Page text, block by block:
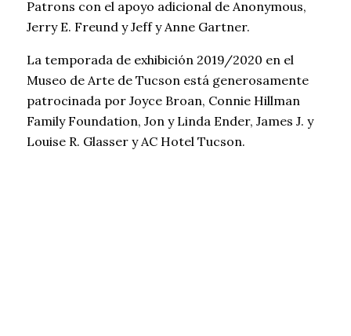
Patrons con el apoyo adicional de Anonymous,
Jerry E. Freund y Jeff y Anne Gartner.
La temporada de exhibición 2019/2020 en el
Museo de Arte de Tucson está generosamente
patrocinada por Joyce Broan, Connie Hillman
Family Foundation, Jon y Linda Ender, James J. y
Louise R. Glasser y AC Hotel Tucson.